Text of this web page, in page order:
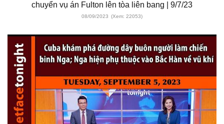
chuyển vụ án Fulton lên tòa liên bang | 9/7/23
08/09/2023 (Xem: 22053)